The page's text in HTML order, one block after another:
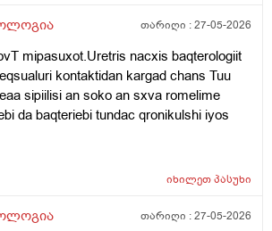
თარიღი :27-05-2026
mipasuxot.Uretris nacxis baqterologiit
kontaktidan kargad chans Tuu
sipiilisi an soko an sxva romelime
da baqteriebi tundac qronikulshi iyos
იხილეთპასუხი
თარიღი :27-05-2026